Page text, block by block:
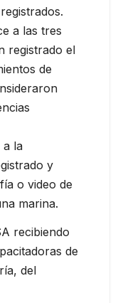
a las tres
registrado el
de
a la
y
o video de
marina.
recibiendo
de
del